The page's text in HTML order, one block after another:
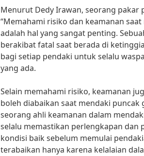
Menurut Dedy Irawan, seorang pakar
“Memahami risiko dan keamanan
adalah hal yang sangat penting.
berakibat fatal saat berada di
bagi setiap pendaki untuk selalu
yang ada.
Selain memahami risiko, keamanan
boleh diabaikan saat mendaki puncak
seorang ahli keamanan dalam
selalu memastikan perlengkapan dan
kondisi baik sebelum memulai
terabaikan hanya karena kelalaian